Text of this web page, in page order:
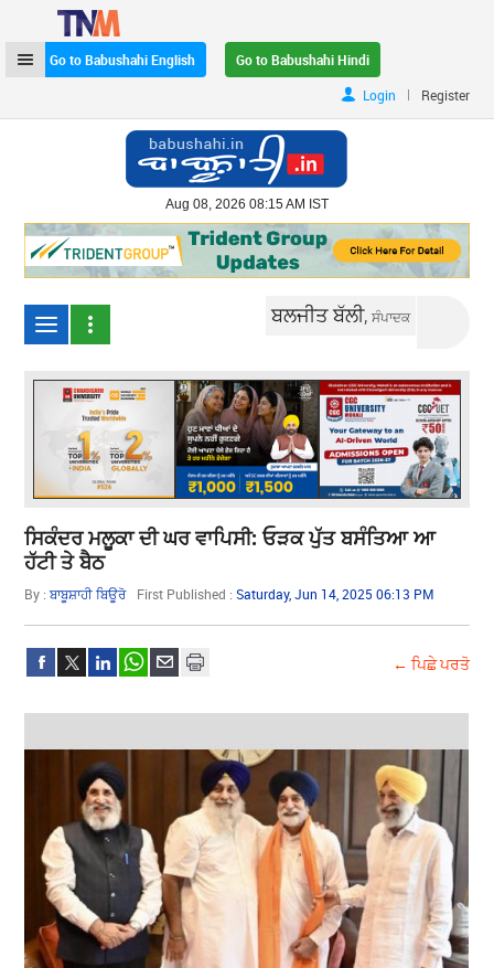
Go to Babushahi English
Go to Babushahi Hindi
Login
| Register
Aug 08, 2026 08:15 AM IST
ਬਲਜੀਤ ਬੱਲੀ,ਸੰਪਾਦਕ
ਸਿਕੰਦਰ ਮਲੂਕਾ ਦੀ ਘਰ ਵਾਪਿਸੀ: ਓੜਕ ਪੁੱਤ ਬਸੰਤਿਆ ਆ
ਹੱਟੀ ਤੇ ਬੈਠ
By :ਬਾਬੂਸ਼ਾਹੀ ਬਿਊਰੋ First Published :Saturday, Jun 14, 2025 06:13 PM
← ਪਿਛੇ ਪਰਤੋ